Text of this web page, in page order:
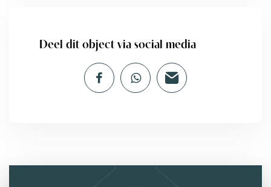
Deel dit object via social media